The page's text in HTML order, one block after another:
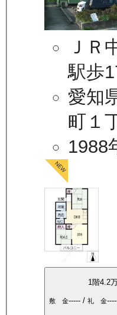
ＪＲ
駅歩
愛知
町１
1988
1階4.2
敷 金----- /礼 金